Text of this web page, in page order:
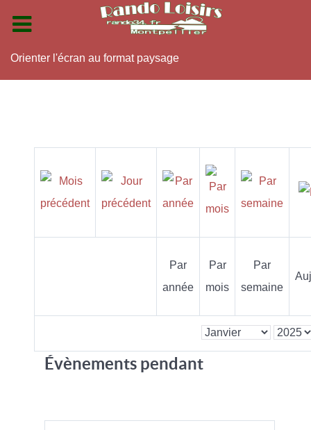
Orienter l'écran au format paysage
Par
année
Par
mois
Par
semaine
Évènements pendant